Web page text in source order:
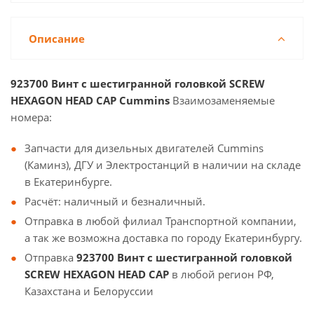
Описание
923700 Винт с шестигранной головкой SCREW
HEXAGON HEAD CAP Cummins Взаимозаменяемые
номера:
Запчасти для дизельных двигателей Cummins
(Каминз), ДГУ и Электростанций в наличии на складе
в Екатеринбурге.
Расчёт: наличный и безналичный.
Отправка в любой филиал Транспортной компании,
а так же возможна доставка по городу Екатеринбургу.
Отправка 923700 Винт с шестигранной головкой
SCREW HEXAGON HEAD CAP в любой регион РФ,
Казахстана и Белоруссии